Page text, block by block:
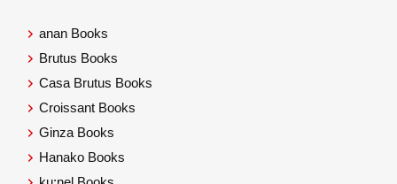
anan Books
Brutus Books
Casa Brutus Books
Croissant Books
Ginza Books
Hanako Books